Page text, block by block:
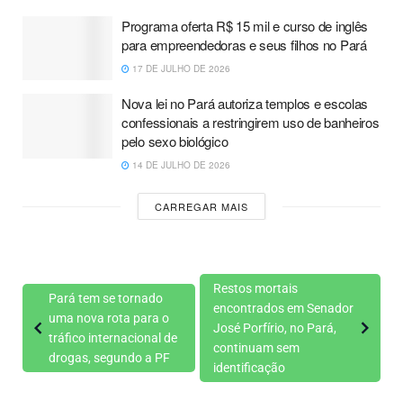
Programa oferta R$ 15 mil e curso de inglês
para empreendedoras e seus filhos no Pará
17 DE JULHO DE 2026
Nova lei no Pará autoriza templos e escolas
confessionais a restringirem uso de banheiros
pelo sexo biológico
14 DE JULHO DE 2026
CARREGAR MAIS
Pará tem se tornado
uma nova rota para o
tráfico internacional de
drogas, segundo a PF
Restos mortais
encontrados em Senador
José Porfírio, no Pará,
continuam sem
identificação